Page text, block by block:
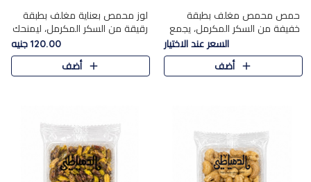
حمص محمص مغلف بطبقة
خفيفة من السكر المكرمل، يجمع
بين القرمشة المميزة والطعم
الشرقي الأصيل في واحدة من أشهر
حلويات الموسم.
السعر عند الاختيار
أضف
لوز محمص بعناية مغلف بطبقة
رقيقة من السكر المكرمل، ليمنحك
قرمشة راقية ونكهة غنية تبرز
فخامة اللوز في كل قطعة.
120.00 جنيه
أضف